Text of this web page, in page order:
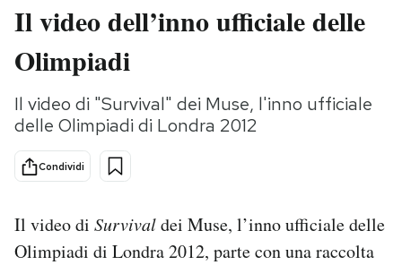
Italia
Politica
Tecnologia
Internet
Scienza
Cultura
Sport
Moda
Storie/Idee
Ok Boomer!
Mondiali calcio 2026
Il video dell’inno ufficiale delle
Olimpiadi
Il video di "Survival" dei Muse, l'inno ufficiale
delle Olimpiadi di Londra 2012
Condividi
Il video di Survivaldei Muse, l’inno ufficiale delle
Olimpiadi di Londra 2012, parte con una raccolta